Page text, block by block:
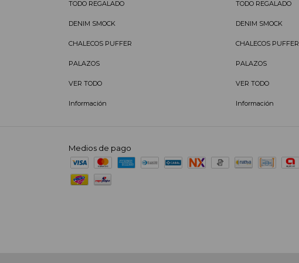
TODO REGALADO
DENIM SMOCK
CHALECOS PUFFER
PALAZOS
VER TODO
Información
TODO REGALADO
DENIM SMOCK
CHALECOS PUFFER
PALAZOS
VER TODO
Información
Medios de pago